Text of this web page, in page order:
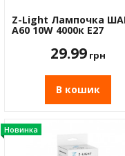
Z-Light Лампочка
А60 10W 4000к Е27
29.99грн
В кошик
Новинка